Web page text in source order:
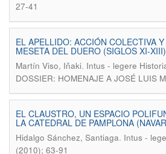
27-41
EL APELLIDO: ACCIÓN COLECTIVA
MESETA DEL DUERO (SIGLOS XI-XIII)
Martín Viso, Iñaki. Intus - legere
DOSSIER: HOMENAJE A JOSÉ LUIS
EL CLAUSTRO, UN ESPACIO
LA CATEDRAL DE PAMPLONA
Hidalgo Sánchez, Santiaga. Intus -
(2010); 63-91